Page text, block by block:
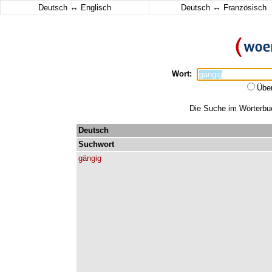
Deutsch ↔ Englisch Deutsch ↔ Französisch
Wort:
Die Suche im
Deutsch
Suchwort
gängig